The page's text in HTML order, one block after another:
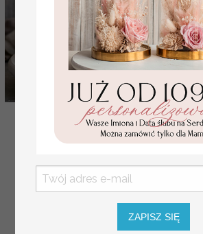
prezent od serca ramka z okazji
podziękowanie złote serce i
prezent na d
129.00 PLN
ZAPISZ SIĘ